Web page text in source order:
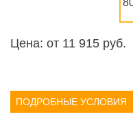
Цена: от 11 915 руб.
ПОДРОБНЫЕ УСЛОВИЯ